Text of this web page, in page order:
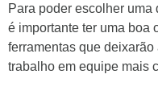
Para poder escolher
é importante ter uma boa
ferramentas que
trabalho em equipe mais